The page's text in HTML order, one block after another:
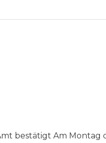
bestätigt Am Montag